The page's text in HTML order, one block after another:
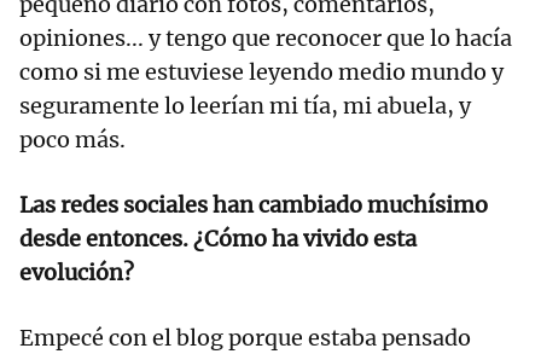
opiniones... y tengo que reconocer que lo hacía
como si me estuviese leyendo medio mundo y
seguramente lo leerían mi tía, mi abuela, y
poco más.
Las redes sociales han cambiado muchísimo
desde entonces. ¿Cómo ha vivido esta
evolución?
Empecé con el blog porque estaba pensado